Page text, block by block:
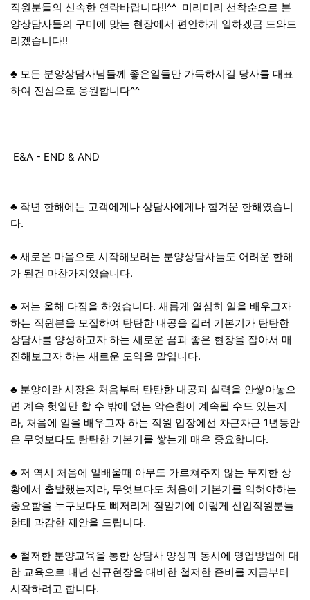
직원분들의 신속한 연락바랍니다!!^^ 미리미리 선착순으로 분
양상담사들의 구미에 맞는 현장에서 편안하게 일하겠금 도와드
리겠습니다!!
​♣ 모든 분양상담사님들께 좋은일들만 가득하시길 당사를 대표
하여 진심으로 응원합니다^^
​ E&A - END & AND
♣ 작년 한해에는 고객에게나 상담사에게나 힘겨운 한해였습니
다.
♣ ​새로운 마음으로 시작해보려는 분양상담사들도 어려운 한해
가 된건 마찬가지였습니다.
​♣ 저는 올해 다짐을 하였습니다. 새롭게 열심히 일을 배우고자
하는 직원분을 모집하여 탄탄한 내공을 길러 기본기가 탄탄한
상담사를 양성하고자 하는 새로운 꿈과 좋은 현장을 잡아서 매
진해보고자 하는 새로운 도약을 말입니다.
​​♣ 분양이란 시장은 처음부터 탄탄한 내공과 실력을 안쌓아놓으
면 계속 헛일만 할 수 밖에 없는 악순환이 계속될 수도 있는지
라, 처음에 일을 배우고자 하는 직원 입장에선 차근차근 1년동안
은 무엇보다도 탄탄한 기본기를 쌓는게 매우 중요합니다.
​​♣ 저 역시 처음에 일배울때 아무도 가르쳐주지 않는 무지한 상
황에서 출발했는지라, 무엇보다도 처음에 기본기를 익혀야하는
중요함을 누구보다도 뼈저리게 잘알기에 이렇게 신입직원분들
한테 과감한 제안을 드립니다.
​♣ 철저한 분양교육을 통한 상담사 양성과 동시에 영업방법에 대
한 교육으로 내년 신규현장을 대비한 철저한 준비를 지금부터
시작하려고 합니다.